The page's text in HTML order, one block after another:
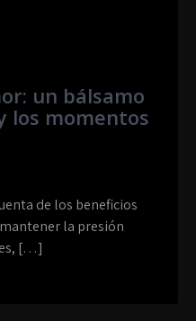
un bálsamo
los momentos
de los beneficios
la presión
[…]